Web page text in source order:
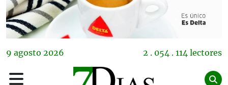
9 agosto 2026 2 . 054 . 114 lectores